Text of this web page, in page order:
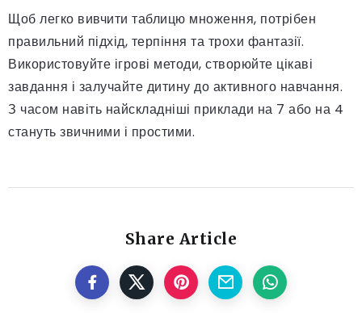
Щоб легко вивчити таблицю множення, потрібен
правильний підхід, терпіння та трохи фантазії.
Використовуйте ігрові методи, створюйте цікаві
завдання і залучайте дитину до активного навчання.
З часом навіть найскладніші приклади на 7 або на 4
стануть звичними і простими.
Share Article